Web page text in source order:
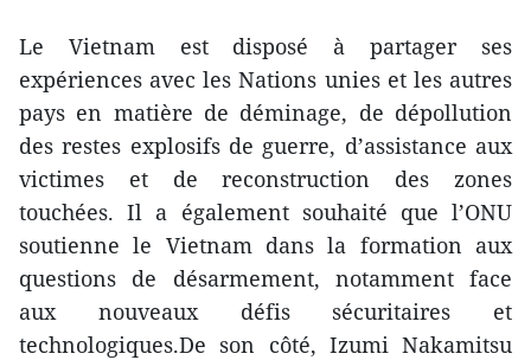
Le Vietnam est disposé à partager ses
expériences avec les Nations unies et les autres
pays en matière de déminage, de dépollution
des restes explosifs de guerre, d’assistance aux
victimes et de reconstruction des zones
touchées. Il a également souhaité que l’ONU
soutienne le Vietnam dans la formation aux
questions de désarmement, notamment face
aux nouveaux défis sécuritaires et
technologiques.De son côté, Izumi Nakamitsu